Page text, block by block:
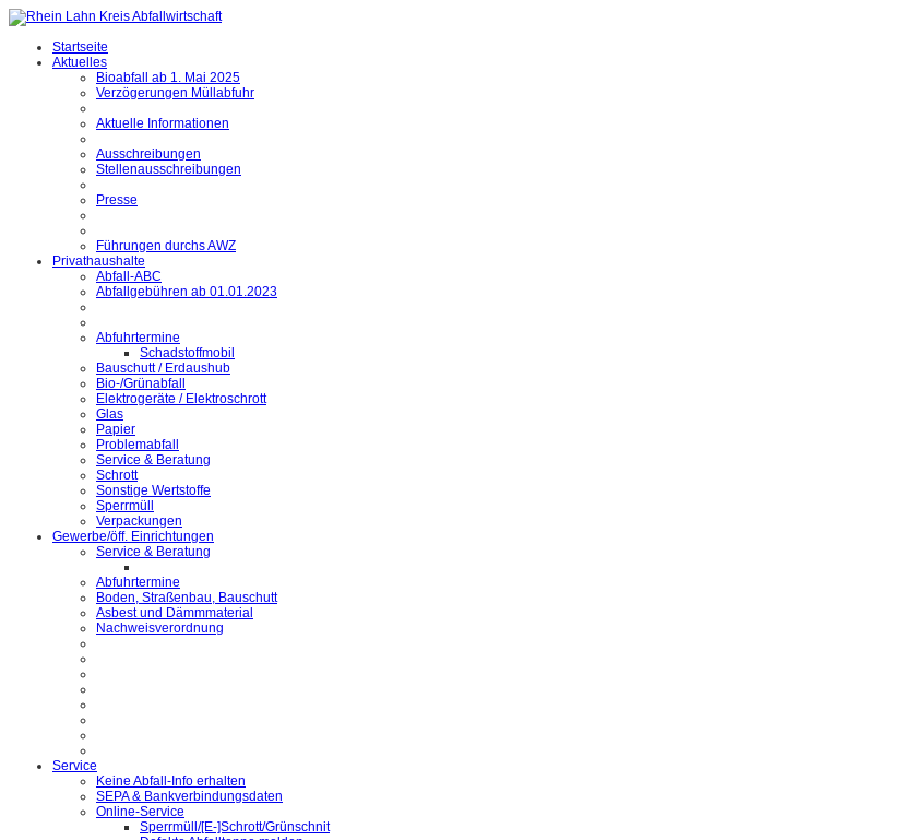
Startseite
Aktuelles
Bioabfall ab 1. Mai 2025
Verzögerungen Müllabfuhr
Aktuelle Informationen
Ausschreibungen
Stellenausschreibungen
Presse
Führungen durchs AWZ
Privathaushalte
Abfall-ABC
Abfallgebühren ab 01.01.2023
Abfuhrtermine
Schadstoffmobil
Bauschutt / Erdaushub
Bio-/Grünabfall
Elektrogeräte / Elektroschrott
Glas
Papier
Problemabfall
Service & Beratung
Schrott
Sonstige Wertstoffe
Sperrmüll
Verpackungen
Gewerbe/öff. Einrichtungen
Service & Beratung
Abfuhrtermine
Boden, Straßenbau, Bauschutt
Asbest und Dämmmaterial
Nachweisverordnung
Service
Keine Abfall-Info erhalten
SEPA & Bankverbindungsdaten
Online-Service
Sperrmüll/[E-]Schrott/Grünschnit